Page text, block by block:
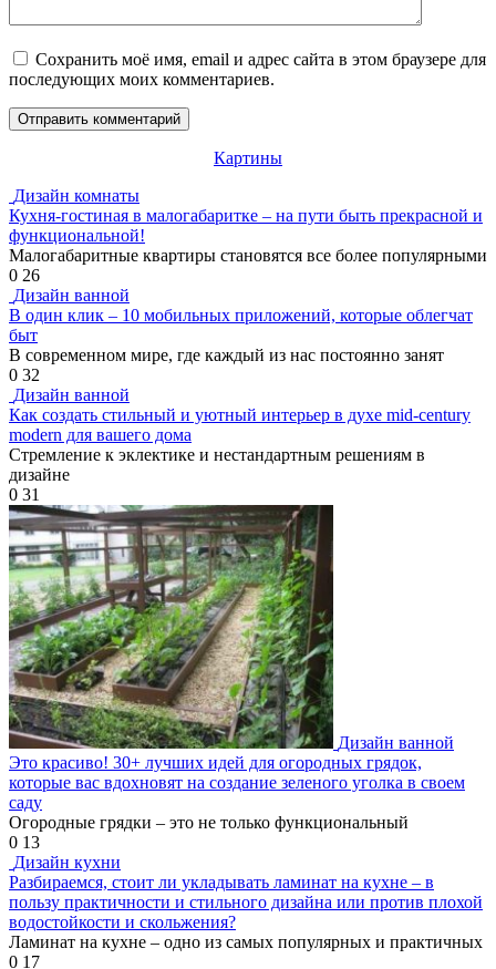
Сохранить моё имя, email и адрес сайта в этом браузере для
последующих моих комментариев.
Картины
Дизайн комнаты
Кухня-гостиная в малогабаритке – на пути быть прекрасной и
функциональной!
Малогабаритные квартиры становятся все более популярными
0 26
Дизайн ванной
В один клик – 10 мобильных приложений, которые облегчат
быт
В современном мире, где каждый из нас постоянно занят
0 32
Дизайн ванной
Как создать стильный и уютный интерьер в духе mid-century
modern для вашего дома
Стремление к эклектике и нестандартным решениям в
дизайне
0 31
Дизайн ванной
Это красиво! 30+ лучших идей для огородных грядок,
которые вас вдохновят на создание зеленого уголка в своем
саду
Огородные грядки – это не только функциональный
0 13
Дизайн кухни
Разбираемся, стоит ли укладывать ламинат на кухне – в
пользу практичности и стильного дизайна или против плохой
водостойкости и скольжения?
Ламинат на кухне – одно из самых популярных и практичных
0 17